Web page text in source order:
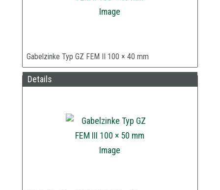
Gabelzinke Typ GZ FEM II 100 × 40 mm
Details